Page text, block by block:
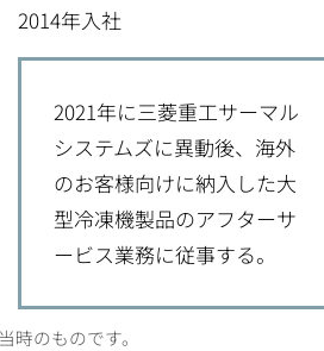
2014年入社
2021年に三菱重工サーマル
システムズに異動後、海外
のお客様向けに納入した大
型冷凍機製品のアフターサ
ービス業務に従事する。
のものです。